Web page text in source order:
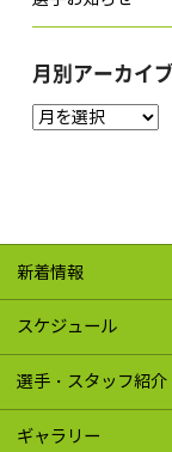
月別アーカイ
新着情報
スケジュール
選手・スタッフ紹介
ギャラリー